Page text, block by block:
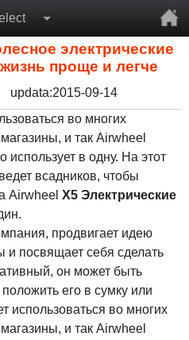
электрические
проще и легче
updata:2015-09-14
во многих
и так Airwheel
использует в одну. На этот
всадников, чтобы
Airwheel X5 Электрические
продвигает идею
посвящает себя сделать
он может быть
его в сумку или
использоваться во многих
и так Airwheel